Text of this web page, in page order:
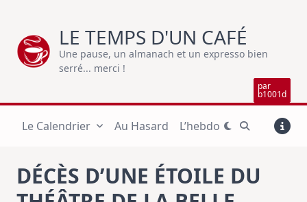
content
LE TEMPS D'UN CAFÉ
Une pause, un almanach et un expresso bien
serré... merci !
par
b1001d
Le Calendrier Au Hasard L’hebdo
DÉCÈS D’UNE ÉTOILE DU